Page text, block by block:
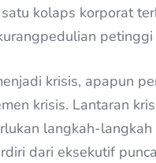
kolaps korporat
krisis, apapun
krisis. Lantaran
langkah-
dari eksekutif